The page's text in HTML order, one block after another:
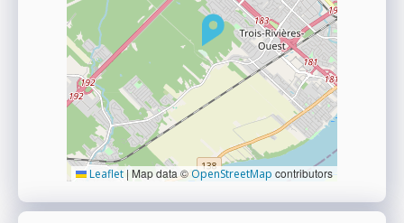
Leaflet | Map data ©OpenStreetMap contributors